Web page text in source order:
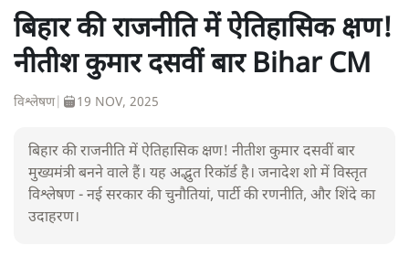
बिहार की राजनीति में ऐतिहासिक क्षण!
नीतीश कुमार दसवीं बार Bihar CM
विश्लेषण| 19 NOV, 2025
बिहार की राजनीति में ऐतिहासिक क्षण! नीतीश कुमार दसवीं बार
मुख्यमंत्री बनने वाले हैं। यह अद्भुत रिकॉर्ड है। जनादेश शो में विस्तृत
विश्लेषण - नई सरकार की चुनौतियां, पार्टी की रणनीति, और शिंदे का
उदाहरण।